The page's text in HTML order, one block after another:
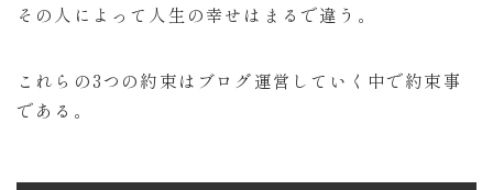
その人によって人生の幸せはまるで違う。
これらの3つの約束はブログ運営していく中で約束事
である。